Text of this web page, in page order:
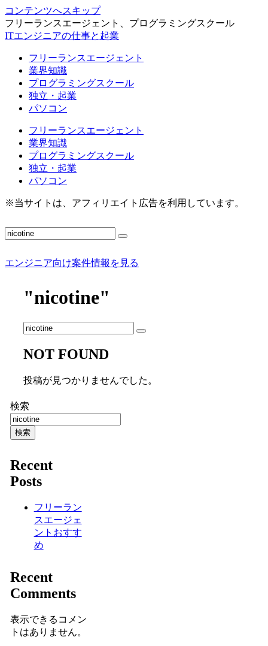
コンテンツへスキップ
フリーランスエージェント、プログラミングスクール
ITエンジニアの仕事と起業
フリーランスエージェント
業界知識
プログラミングスクール
独立・起業
パソコン
フリーランスエージェント
業界知識
プログラミングスクール
独立・起業
パソコン
※当サイトは、アフィリエイト広告を利用しています。
エンジニア向け案件情報を見る
"nicotine"
NOT FOUND
投稿が見つかりませんでした。
検索
検索
Recent
Posts
フリーラン
スエージェ
ントおすす
め
Recent
Comments
表示できるコメン
トはありません。